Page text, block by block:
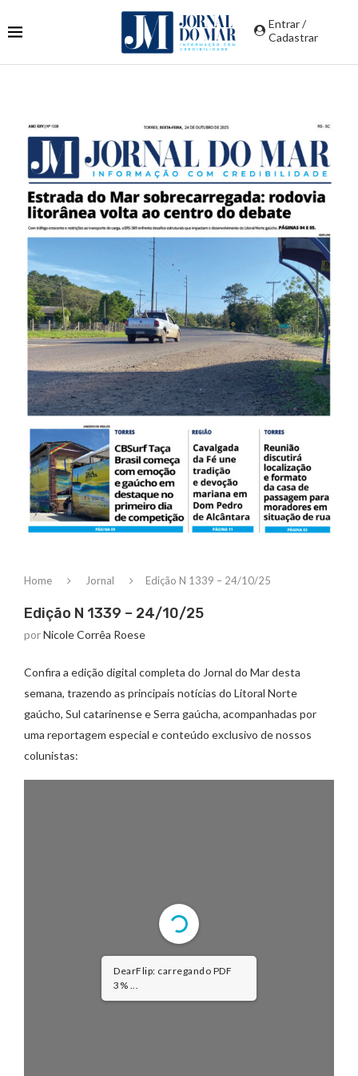
Entrar /
Cadastrar
Home Jornal Edição N 1339 – 24/10/25
Edição N 1339 – 24/10/25
porNicole Corrêa Roese
Confira a edição digital completa do Jornal do Mar desta
semana, trazendo as principais notícias do Litoral Norte
gaúcho, Sul catarinense e Serra gaúcha, acompanhadas por
uma reportagem especial e conteúdo exclusivo de nossos
colunistas:
DearFlip: carregando PDF
3% ...